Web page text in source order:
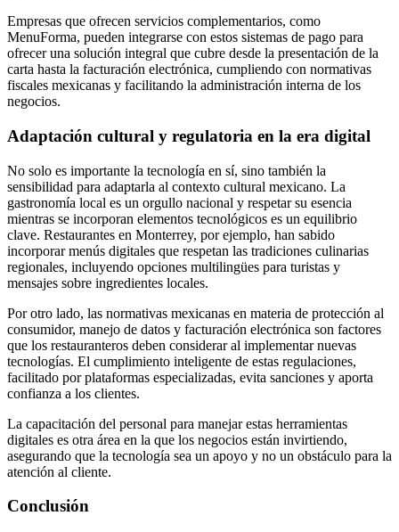
Empresas que ofrecen servicios complementarios, como
MenuForma, pueden integrarse con estos sistemas de pago para
ofrecer una solución integral que cubre desde la presentación de la
carta hasta la facturación electrónica, cumpliendo con normativas
fiscales mexicanas y facilitando la administración interna de los
negocios.
Adaptación cultural y regulatoria en la era digital
No solo es importante la tecnología en sí, sino también la
sensibilidad para adaptarla al contexto cultural mexicano. La
gastronomía local es un orgullo nacional y respetar su esencia
mientras se incorporan elementos tecnológicos es un equilibrio
clave. Restaurantes en Monterrey, por ejemplo, han sabido
incorporar menús digitales que respetan las tradiciones culinarias
regionales, incluyendo opciones multilingües para turistas y
mensajes sobre ingredientes locales.
Por otro lado, las normativas mexicanas en materia de protección al
consumidor, manejo de datos y facturación electrónica son factores
que los restauranteros deben considerar al implementar nuevas
tecnologías. El cumplimiento inteligente de estas regulaciones,
facilitado por plataformas especializadas, evita sanciones y aporta
confianza a los clientes.
La capacitación del personal para manejar estas herramientas
digitales es otra área en la que los negocios están invirtiendo,
asegurando que la tecnología sea un apoyo y no un obstáculo para la
atención al cliente.
Conclusión